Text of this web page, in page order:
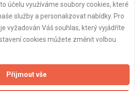
účelu využíváme soubory cookies, které
služby a personalizovat nabídky. Pro
vyžadován Váš souhlas, který vyjádříte
cookies můžete změnit volbou
Přijmout vše